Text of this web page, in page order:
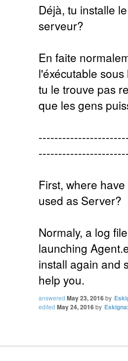
Déjà, tu installe
serveur?
En faite
l'éxécutable
tu le trouve pas
que les gens
First, where
used as Server?
Normaly, a log
launching
install again and
help you.
answered May 23, 2016by
edited May 24, 2016by